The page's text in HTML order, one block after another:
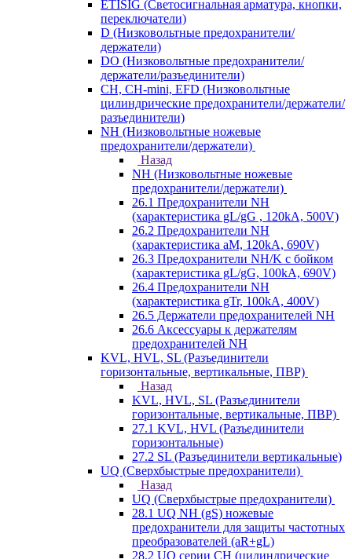
ETISIG (Светосигнальная арматура, кнопки,
переключатели)
D (Низковольтные предохранители/
держатели)
DO (Низковольтные предохранители/
держатели/разъединители)
CH, CH-mini, EFD (Низковольтные
цилиндрические предохранители/держатели/
разъединители)
NH (Низковольтные ножевые
предохранители/держатели)
Назад
NH (Низковольтные ножевые
предохранители/держатели)
26.1 Предохранители NH
(характеристика gL/gG , 120kA, 500V)
26.2 Предохранители NH
(характеристика aM, 120kA, 690V)
26.3 Предохранители NH/K с бойком
(характеристика gL/gG, 100kA, 690V)
26.4 Предохранители NH
(характеристика gTr, 100kA, 400V)
26.5 Держатели предохранителей NH
26.6 Аксессуары к держателям
предохранителей NH
KVL, HVL, SL (Разъединители
горизонтальные, вертикальные, ПВР)
Назад
KVL, HVL, SL (Разъединители
горизонтальные, вертикальные, ПВР)
27.1 KVL, HVL (Разъединители
горизонтальные)
27.2 SL (Разъединители вертикальные)
UQ (Сверхбыстрые предохранители)
Назад
UQ (Сверхбыстрые предохранители)
28.1 UQ NH (gS) ножевые
предохранители для защиты частотных
преобразователей (aR+gL)
28.2 UQ серии CH (цилиндрические